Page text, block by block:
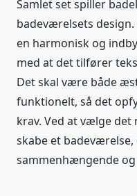
Samlet set spiller
badeværelsets
en harmonisk og
med at det tilfører
Det skal være både
funktionelt, så det
krav. Ved at vælge det
skabe et
sammenhængende